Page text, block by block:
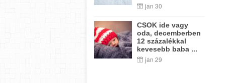
jan 30
CSOK ide vagy
oda, decemberben
12 százalékkal
kevesebb baba ...
jan 29